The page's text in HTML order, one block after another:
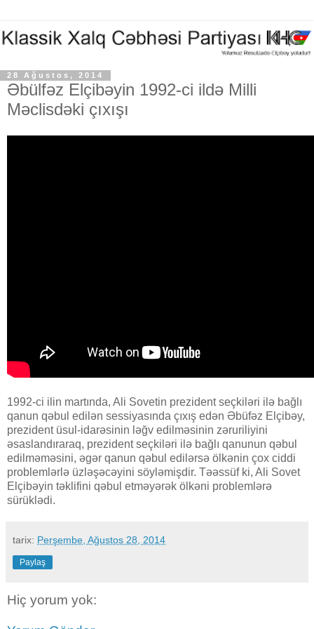
28 Ağustos, 2014
Əbülfəz Elçibəyin 1992-ci ildə Milli
Məclisdəki çıxışı
1992-ci ilin martında, Ali Sovetin prezident seçkiləri ilə bağlı
qanun qəbul edilən sessiyasında çıxış edən Əbüfəz Elçibəy,
prezident üsul-idarəsinin ləğv edilməsinin zəruriliyini
əsaslandıraraq, prezident seçkiləri ilə bağlı qanunun qəbul
edilməməsini, əgər qanun qəbul edilərsə ölkənin çox ciddi
problemlərlə üzləşəcəyini söyləmişdir. Təəssüf ki, Ali Sovet
Elçibəyin təklifini qəbul etməyərək ölkəni problemlərə
sürüklədi.
tarix: Perşembe, Ağustos 28, 2014
Paylaş
Hiç yorum yok: